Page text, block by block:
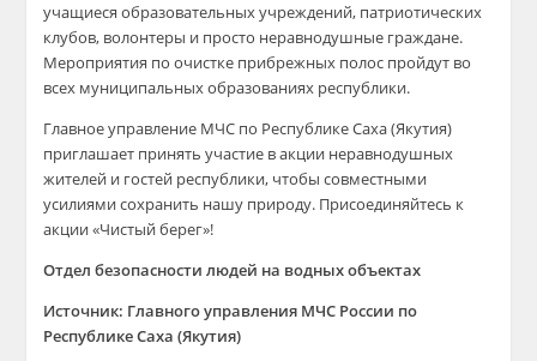
учащиеся образовательных учреждений, патриотических
клубов, волонтеры и просто неравнодушные граждане.
Мероприятия по очистке прибрежных полос пройдут во
всех муниципальных образованиях республики.
Главное управление МЧС по Республике Саха (Якутия)
приглашает принять участие в акции неравнодушных
жителей и гостей республики, чтобы совместными
усилиями сохранить нашу природу. Присоединяйтесь к
акции «Чистый берег»!
Отдел безопасности людей на водных объектах
Источник: Главного управления МЧС России по
Республике Саха (Якутия)